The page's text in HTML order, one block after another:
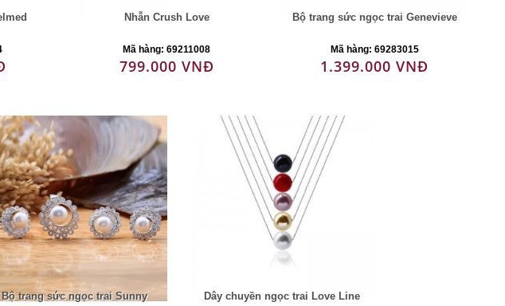
Nhẫn Crush Love
Mã hàng: 69211008
799.000 VNĐ
Bộ trang sức ngọc trai Genevieve
Mã hàng: 69283015
1.399.000 VNĐ
Bộ trang sức ngọc trai Sunny Dây chuyền ngọc trai Love Line